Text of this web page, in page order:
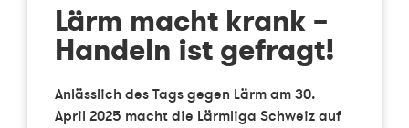
Lärm macht krank –
Handeln ist gefragt!
Anlässlich des Tags gegen Lärm am 30.
April 2025 macht die Lärmliga Schweiz auf